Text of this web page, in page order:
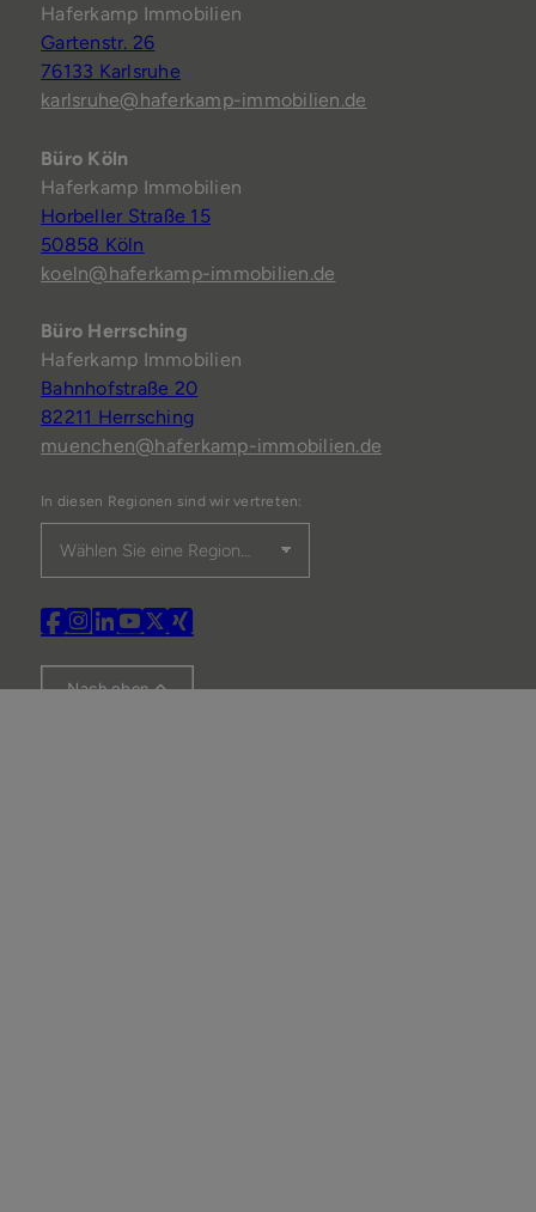
Haferkamp Immobilien
Gartenstr. 26
76133 Karlsruhe
karlsruhe@haferkamp-immobilien.de
Büro Köln
Haferkamp Immobilien
Horbeller Straße 15
50858 Köln
koeln@haferkamp-immobilien.de
Büro Herrsching
Haferkamp Immobilien
Bahnhofstraße 20
82211 Herrsching
muenchen@haferkamp-immobilien.de
In diesen Regionen sind wir vertreten:
Nach oben